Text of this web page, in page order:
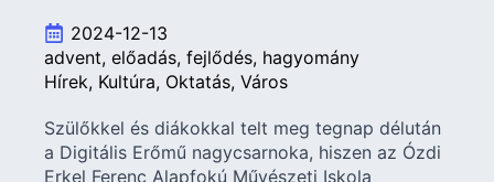
2024-12-13
advent előadás fejlődés hagyomány
Hírek Kultúra Oktatás Város
Szülőkkel és diákokkal telt meg tegnap délután
a Digitális Erőmű nagycsarnoka, hiszen az Ózdi
Erkel Ferenc Alapfokú Művészeti Iskola